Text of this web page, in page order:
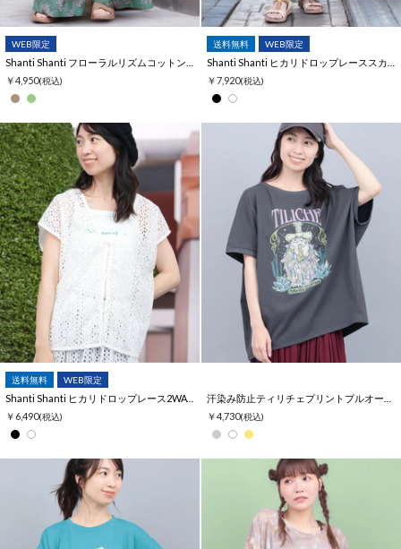
WEB限定
￥4,950(税込)
送料無料 WEB限定
￥7,920(税込)
送料無料 WEB限定
Shanti Shanti ヒカリドロップレース2WAYブラウス【WEB限定】
￥6,490(税込)
￥4,730(税込)